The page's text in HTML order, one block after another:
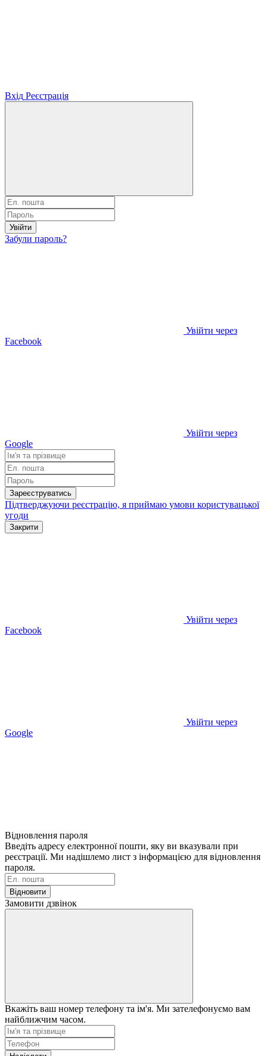
Вхід Реєстрація
Увійти
Забули пароль?
Увійти через
Facebook
Увійти через
Google
Зареєструватись
Підтверджуючи реєстрацію, я приймаю умови користувацької
угоди
Закрити
Увійти через
Facebook
Увійти через
Google
Відновлення пароля
Введіть адресу електронної пошти, яку ви вказували при
реєстрації. Ми надішлемо лист з інформацією для відновлення
пароля.
Відновити
Замовити дзвінок
Вкажіть ваш номер телефону та ім'я. Ми зателефонуємо вам
найближчим часом.